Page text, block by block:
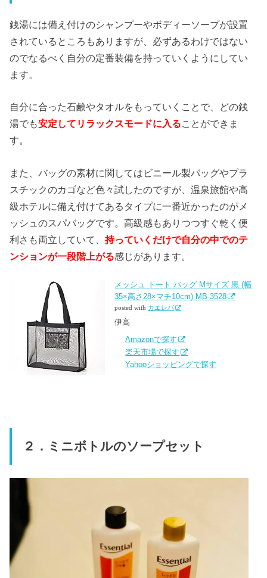
銭湯には備え付けのシャンプーやボディーソープが設置
されているところもありますが、必ずあるわけではない
のでなるべく自分の定番装備を持っていくようにしてい
ます。
自分に合った石鹸やタオルをもっていくことで、どの銭
湯でも安定してリラックスモードに入ることができま
す。
また、バッグの素材に関してはビニール製バッグやプラ
スチックのカゴなど色々試したのですが、温泉旅館や高
級ホテルに備え付けてあるタイプに一番近かったのがメ
ッシュのスパバッグです。高級感もありつつすぐ乾く便
利さも両立していて、持っていくだけで自分の中でのテ
ンションが一段階上がる感じがあります。
メッシュ トート バッグ Mサイズ 黒 (幅
35×高さ28×マチ10cm) MB-3528
posted with カエレバ
伊高
Amazonで探す
楽天市場で探す
Yahooショッピングで探す
２．ミニボトルのソープセット